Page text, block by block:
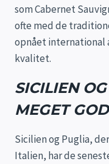
som Cabernet
ofte med de
opnået international
kvalitet.
SICILIEN
MEGET
Sicilien og Puglia,
Italien, har de